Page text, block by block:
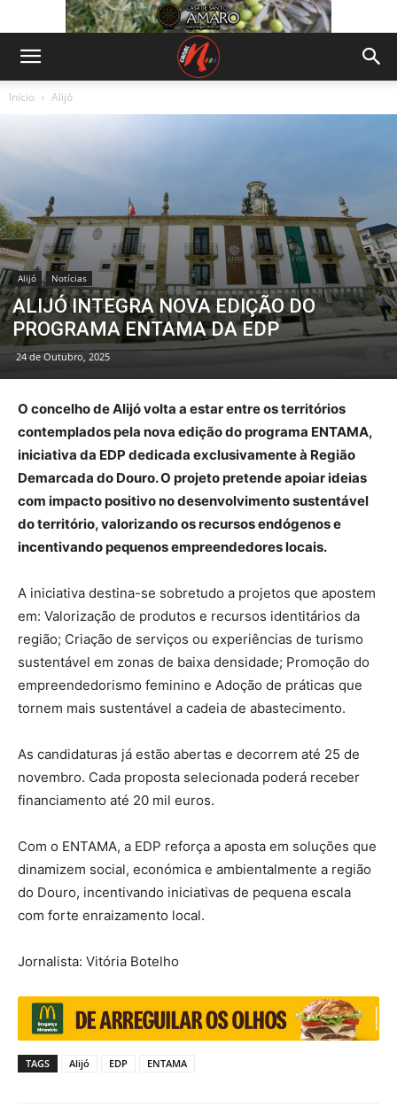
Início Alijó
Alijó Notícias
ALIJÓ INTEGRA NOVA EDIÇÃO DO
PROGRAMA ENTAMA DA EDP
24 de Outubro, 2025
O concelho de Alijó volta a estar entre os territórios
contemplados pela nova edição do programa ENTAMA,
iniciativa da EDP dedicada exclusivamente à Região
Demarcada do Douro. O projeto pretende apoiar ideias
com impacto positivo no desenvolvimento sustentável
do território, valorizando os recursos endógenos e
incentivando pequenos empreendedores locais.
A iniciativa destina-se sobretudo a projetos que apostem
em: Valorização de produtos e recursos identitários da
região; Criação de serviços ou experiências de turismo
sustentável em zonas de baixa densidade; Promoção do
empreendedorismo feminino e Adoção de práticas que
tornem mais sustentável a cadeia de abastecimento.
As candidaturas já estão abertas e decorrem até 25 de
novembro. Cada proposta selecionada poderá receber
financiamento até 20 mil euros.
Com o ENTAMA, a EDP reforça a aposta em soluções que
dinamizem social, económica e ambientalmente a região
do Douro, incentivando iniciativas de pequena escala
com forte enraizamento local.
Jornalista: Vitória Botelho
TAGS Alijó EDP ENTAMA